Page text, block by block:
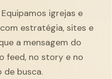
igrejas e
estratégia, sites e
a mensagem do
feed, no story e no
de busca.